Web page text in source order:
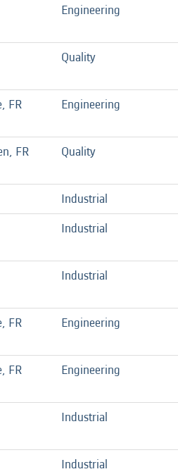
Engineering
Quality
FR Engineering
FR Quality
Industrial
Industrial
Industrial
FR Engineering
FR Engineering
Industrial
Industrial